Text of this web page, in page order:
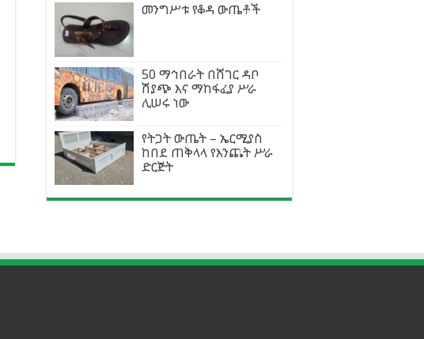
መንግሥቱ የቆዳ ውጤቶች
50 ማኅበራት በሸገር ዳቦ
ሽያጭ እና ማከፋፈያ ሥራ
ሊሠሩ ነው
የትጋት ውጤት – ኤርሚያስ
ከበደ ጠቅላላ የእንጨት ሥራ
ድርጅት